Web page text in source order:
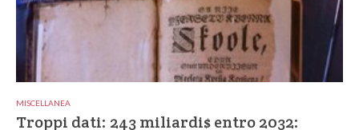
MISCELLANEA
Troppi dati: 243 miliardi$ entro 2032: